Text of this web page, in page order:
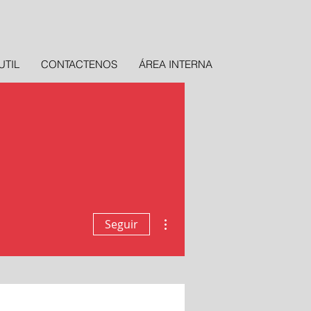
CONTACTENOS ÁREA INTERNA
Seguir